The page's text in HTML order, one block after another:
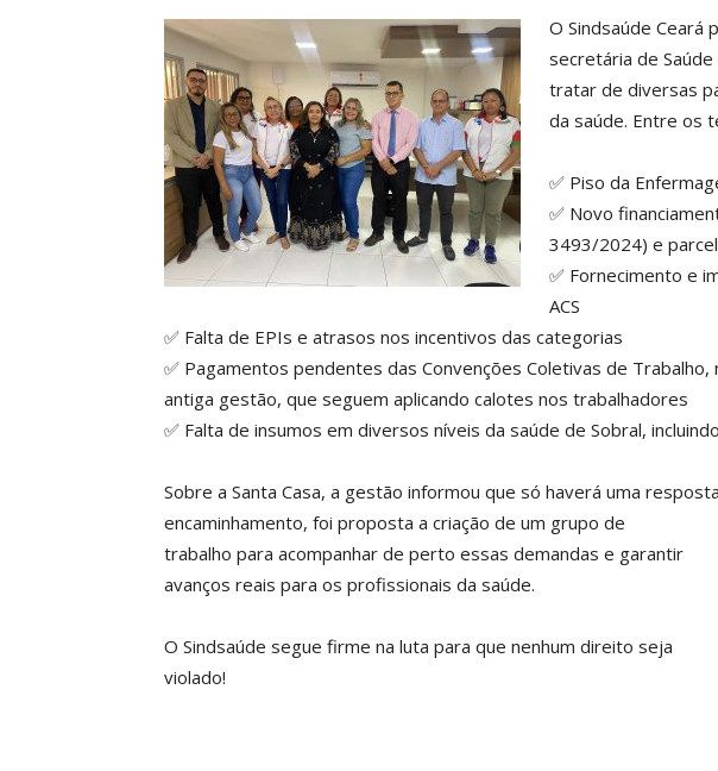
O Sindsaúde Ceará
secretária de
tratar de diversas
da saúde. Entre os
✅ Piso da
✅ Novo
3493/2024) e
✅ Fornecimento e
ACS
✅ Falta de EPIs e atrasos nos incentivos das categorias
✅ Pagamentos pendentes das Convenções Coletivas de Trabalho,
antiga gestão, que seguem aplicando calotes nos trabalhadores
✅ Falta de insumos em diversos níveis da saúde de Sobral,
Sobre a Santa Casa, a gestão informou que só haverá uma
encaminhamento, foi proposta a criação de um grupo de
trabalho para acompanhar de perto essas demandas e garantir
avanços reais para os profissionais da saúde.
O Sindsaúde segue firme na luta para que nenhum direito seja
violado!